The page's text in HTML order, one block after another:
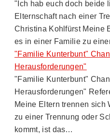
"Ich hab euch doch beide
Elternschaft nach einer
Christina Kohlfürst Meine
es in einer Familie zu
"Familie Kunterbunt"
Herausforderungen"
"Familie Kunterbunt"
Herausforderungen"
Meine Eltern trennen sich
zu einer Trennung oder
kommt, ist das…